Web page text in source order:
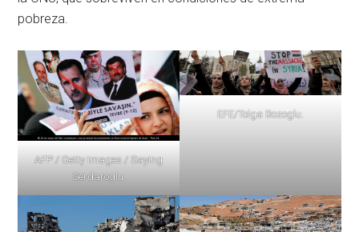
pobreza.
AFP / Getty Images / Saying
Serdaroglu.
EFE/Tolga Bozoglu.